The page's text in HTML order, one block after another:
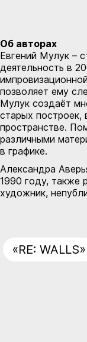
«RE: WALLS»
Об авторах
Евгений Мулук –
деятельность в
позволяет ему
Мулук создаёт
старых
пространстве.
различными
в графике.
Александра
1990 году, также
художник,